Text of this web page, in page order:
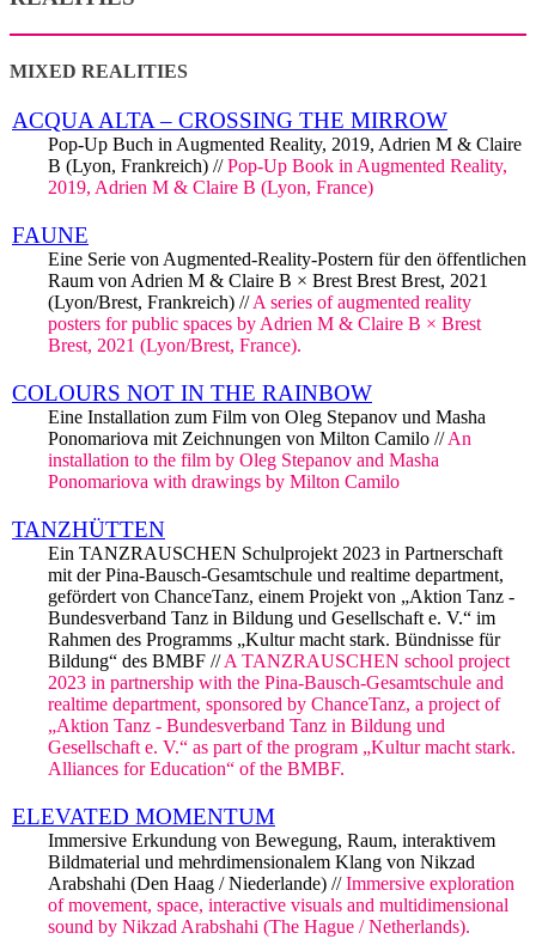
MIXED REALITIES
ACQUA ALTA – CROSSING THE MIRROW
Pop-Up Buch in Augmented Reality, 2019, Adrien M & Claire
B (Lyon, Frankreich) //Pop-Up Book in Augmented Reality,
2019, Adrien M & Claire B (Lyon, France)
FAUNE
Eine Serie von Augmented-Reality-Postern für den öffentlichen
Raum von Adrien M & Claire B × Brest Brest Brest, 2021
(Lyon/Brest, Frankreich) //A series of augmented reality
posters for public spaces by Adrien M & Claire B × Brest
Brest, 2021 (Lyon/Brest, France).
COLOURS NOT IN THE RAINBOW
Eine Installation zum Film von Oleg Stepanov und Masha
Ponomariova mit Zeichnungen von Milton Camilo //An
installation to the film by Oleg Stepanov and Masha
Ponomariova with drawings by Milton Camilo
TANZHÜTTEN
Ein TANZRAUSCHEN Schulprojekt 2023 in Partnerschaft
mit der Pina-Bausch-Gesamtschule und realtime department,
gefördert von ChanceTanz, einem Projekt von „Aktion Tanz -
Bundesverband Tanz in Bildung und Gesellschaft e. V.“ im
Rahmen des Programms „Kultur macht stark. Bündnisse für
Bildung“ des BMBF //A TANZRAUSCHEN school project
2023 in partnership with the Pina-Bausch-Gesamtschule and
realtime department, sponsored by ChanceTanz, a project of
„Aktion Tanz - Bundesverband Tanz in Bildung und
Gesellschaft e. V.“ as part of the program „Kultur macht stark.
Alliances for Education“ of the BMBF.
ELEVATED MOMENTUM
Immersive Erkundung von Bewegung, Raum, interaktivem
Bildmaterial und mehrdimensionalem Klang von Nikzad
Arabshahi (Den Haag / Niederlande) //Immersive exploration
of movement, space, interactive visuals and multidimensional
sound by Nikzad Arabshahi (The Hague / Netherlands).